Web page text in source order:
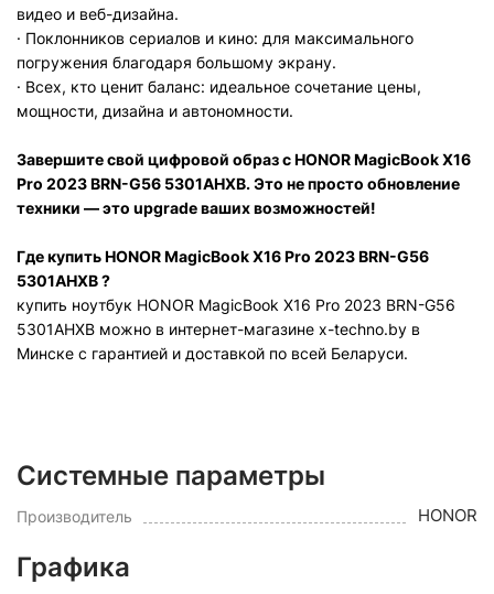
видео и веб-дизайна.
· Поклонников сериалов и кино: для максимального
погружения благодаря большому экрану.
· Всех, кто ценит баланс: идеальное сочетание цены,
мощности, дизайна и автономности.
Завершите свой цифровой образ сHONOR MagicBook X16
Pro 2023 BRN-G56 5301AHXB. Это не просто обновление
техники — это upgrade ваших возможностей!
Где купитьHONOR MagicBook X16 Pro 2023 BRN-G56
5301AHXB?
купить ноутбук HONOR MagicBook X16 Pro 2023 BRN-G56
5301AHXB можно в интернет-магазине x-techno.by в
Минске с гарантией и доставкой по всей Беларуси.
Системные параметры
Производитель HONOR
Графика